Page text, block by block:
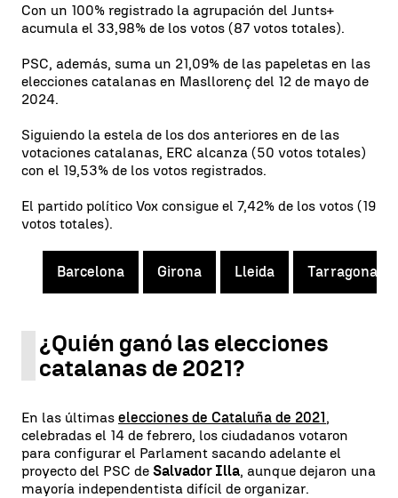
Con un 100% registrado la agrupación del Junts+
acumula el 33,98% de los votos (87 votos totales).
PSC, además, suma un 21,09% de las papeletas en las
elecciones catalanas en Masllorenç del 12 de mayo de
2024.
Siguiendo la estela de los dos anteriores en de las
votaciones catalanas, ERC alcanza (50 votos totales)
con el 19,53% de los votos registrados.
El partido político Vox consigue el 7,42% de los votos (19
votos totales).
Barcelona Girona Lleida Tarragona
¿Quién ganó las elecciones
catalanas de 2021?
En las últimas elecciones de Cataluña de 2021,
celebradas el 14 de febrero, los ciudadanos votaron
para configurar el Parlament sacando adelante el
proyecto del PSC de Salvador Illa, aunque dejaron una
mayoría independentista difícil de organizar.